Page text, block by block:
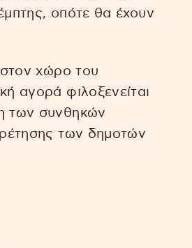
οπότε θα έχουν
χώρο του
αγορά φιλοξενείται
των συνθηκών
των δημοτών